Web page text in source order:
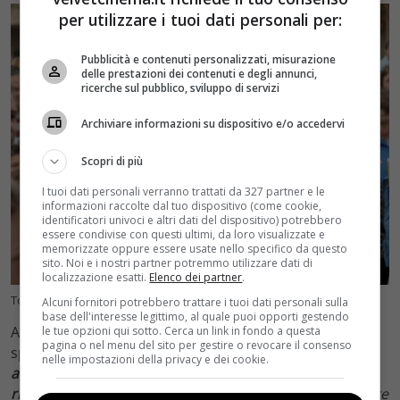
Totti e Ilary Blasi il ritorno (ANSA) VelvetCinema.it
Al Corriere della Sera l’ex capitano della Roma ha
specificato:“Abbiamo passato vent’anni insieme, cont
anti momenti molto belli. Ora vorrei solo che
riuscissimo a trovare un equilibriocapace di proteggere
per utilizzare i tuoi dati personali per:
Pubblicità e contenuti personalizzati, misurazione
delle prestazioni dei contenuti e degli annunci,
ricerche sul pubblico, sviluppo di servizi
Archiviare informazioni su dispositivo e/o accedervi
Scopri di più
I tuoi dati personali verranno trattati da 327 partner e le
informazioni raccolte dal tuo dispositivo (come cookie,
identificatori univoci e altri dati del dispositivo) potrebbero
essere condivise con questi ultimi, da loro visualizzate e
memorizzate oppure essere usate nello specifico da questo
sito. Noi e i nostri partner potremmo utilizzare dati di
localizzazione esatti. Elenco dei partner.
Alcuni fornitori potrebbero trattare i tuoi dati personali sulla
base dell'interesse legittimo, al quale puoi opporti gestendo
le tue opzioni qui sotto. Cerca un link in fondo a questa
pagina o nel menu del sito per gestire o revocare il consenso
nelle impostazioni della privacy e dei cookie.